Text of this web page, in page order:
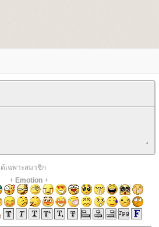
เฉพาะสมาชิก
+ Emotion+